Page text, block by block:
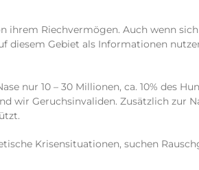
ihrem Riechvermögen. Auch wenn
Gebiet als Informationen
nur 10 – 30 Millionen, ca. 10% des
Geruchsinvaliden. Zusätzlich zur
Krisensituationen, suchen